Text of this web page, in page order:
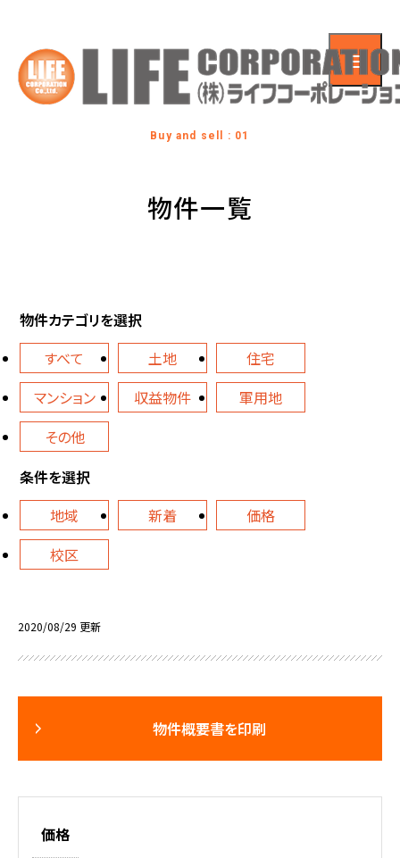
Buy and sell : 01
物件一覧
物件カテゴリを選択
すべて
土地
住宅
マンション
収益物件
軍用地
その他
条件を選択
地域
新着
価格
校区
2020/08/29 更新
物件概要書を印刷
価格